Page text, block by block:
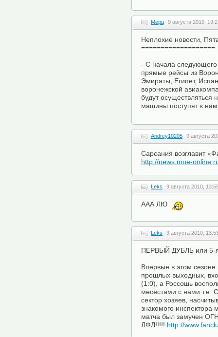
Мерц 9 августа 2010,
Неплохие новости,
===================
- С начала
прямые рейсы из
Эмираты, Египет,
воронежской
будут
машины поступят к
Andrey10205 9 августа
Сарсания возглавит
http://news.moe-
Leks 9 августа 2010,
ААА ЛЮ
Leks 9 августа 2010,
ПЕРВЫЙ ДУБЛЬ или
Впервые в этом
прошлых выходных,
(1:0), а Россошь
месестами с нами т.е.
сектор хозяев,
знакомого инспектора
матча был замучен
ЛФЛ!!!!! http://